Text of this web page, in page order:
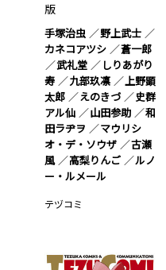
版
手塚治虫
野上武士
カネコアツシ
蒼一郎
武礼堂
しりあがり
寿
九部玖凛
上野顕
太郎
えのきづ
史群
アル仙
山田参助
和
田ラヂヲ
マウリシ
オ・デ・ソウザ
古瀬
風
高梨りんご
ルノ
ー・ルメール
テヅコミ